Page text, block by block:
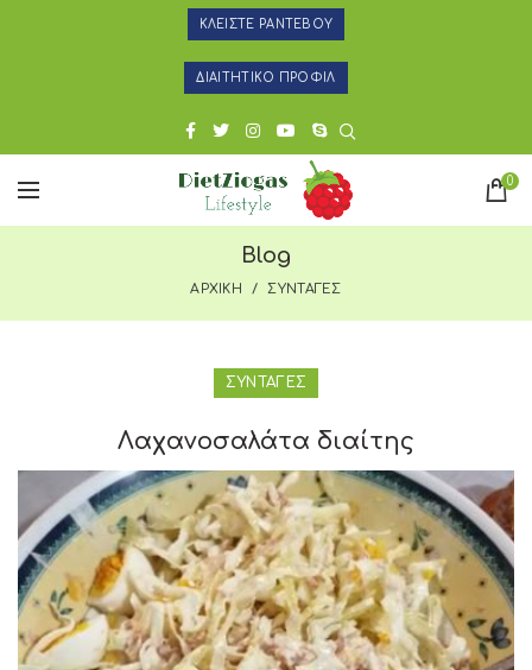
ΚΛΕΙΣΤΕ ΡΑΝΤΕΒΟΥ
ΔΙΑΙΤΗΤΙΚΟ ΠΡΟΦΙΛ
0
Blog
ΑΡΧΙΚΗ ΣΥΝΤΑΓΕΣ
ΣΥΝΤΑΓΕΣ
Λαχανοσαλάτα διαίτης